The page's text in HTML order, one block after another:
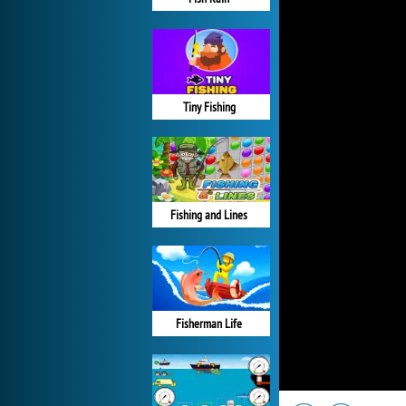
Tiny Fishing
Fishing and Lines
Fisherman Life